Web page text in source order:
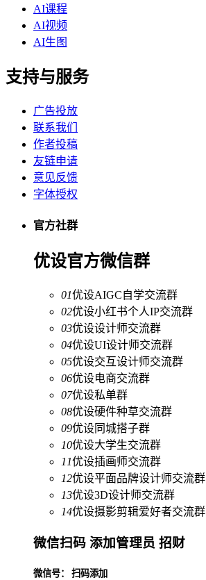
AI课程
AI视频
AI生图
支持与服务
广告投放
联系我们
作者投稿
友链申请
意见反馈
字体授权
官方社群
优设官方微信群
01优设AIGC自学交流群
02优设小红书个人IP交流群
03优设设计师交流群
04优设UI设计师交流群
05优设交互设计师交流群
06优设电商交流群
07优设私单群
08优设硬件种草交流群
09优设同城搭子群
10优设大学生交流群
11优设插画师交流群
12优设平面品牌设计师交流群
13优设3D设计师交流群
14优设摄影剪辑爱好者交流群
微信扫码 添加管理员 招财
微信号： 扫码添加